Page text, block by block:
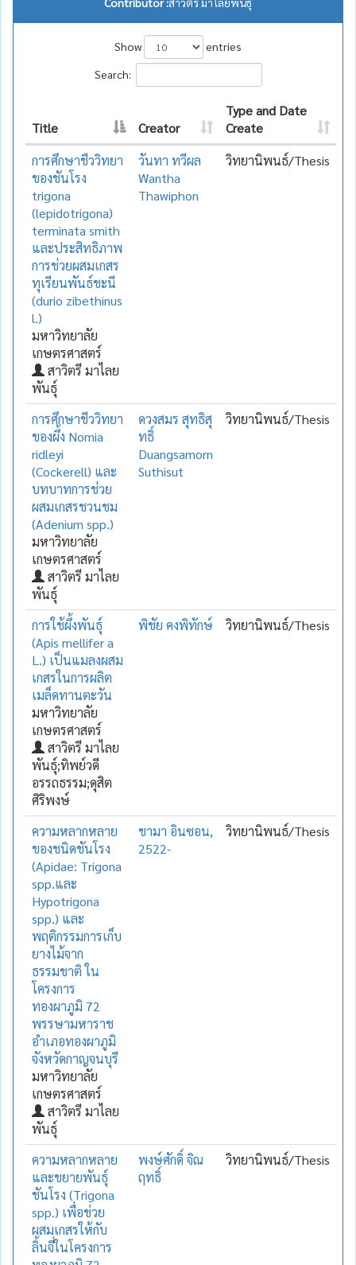
Show
entries
Search:
Title Creator
Type and Date
Create
การศึกษาชีววิทยา
ของชันโรง
trigona
(lepidotrigona)
terminata smith
และประสิทธิภาพ
การช่วยผสมเกสร
ทุเรียนพันธ์ชะนี
(durio zibethinus
l.)
มหาวิทยาลัย
เกษตรศาสตร์
สาวิตรี มาไลย
พันธุ์
วันทา ทวีผล
Wantha
Thawiphon
วิทยานิพนธ์/Thesis
การศึกษาชีววิทยา
ของผึ้ง Nomia
ridleyi
(Cockerell) และ
บทบาทการช่วย
ผสมเกสรชวนชม
(Adenium spp.)
มหาวิทยาลัย
เกษตรศาสตร์
สาวิตรี มาไลย
พันธุ์
ดวงสมร สุทธิสุ
ทธิ์
Duangsamorn
Suthisut
วิทยานิพนธ์/Thesis
การใช้ผึ้งพันธุ์
(Apis mellifer a
L.) เป็นแมลงผสม
เกสรในการผลิต
เมล็ดทานตะวัน
มหาวิทยาลัย
เกษตรศาสตร์
สาวิตรี มาไลย
พันธุ์;ทิพย์วดี
อรรถธรรม;ดุสิต
ศิริพงษ์
พิชัย คงพิทักษ์ วิทยานิพนธ์/Thesis
ความหลากหลาย
ของชนิดชันโรง
(Apidae: Trigona
spp.และ
Hypotrigona
spp.) และ
พฤติกรรมการเก็บ
ยางไม้จาก
ธรรมชาติ ใน
โครงการ
ทองผาภูมิ 72
พรรษามหาราช
อำเภอทองผาภูมิ
จังหวัดกาญจนบุรี
มหาวิทยาลัย
เกษตรศาสตร์
สาวิตรี มาไลย
พันธุ์
ชามา อินซอน,
2522-
วิทยานิพนธ์/Thesis
ความหลากหลาย
และขยายพันธุ์
ชันโรง (Trigona
spp.) เพื่อช่วย
ผสมเกสรให้กับ
ลิ้นจี่ในโครงการ
พงษ์ศักดิ์ จิณ
ฤทธิ์
วิทยานิพนธ์/Thesis